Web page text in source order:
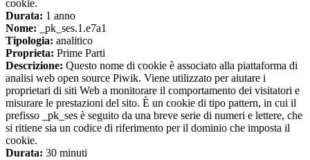
cookie.
Durata: 1 anno
Nome: _pk_ses.1.e7a1
Tipologia: analitico
Proprieta: Prime Parti
Descrizione: Questo nome di cookie è associato alla piattaforma di
analisi web open source Piwik. Viene utilizzato per aiutare i
proprietari di siti Web a monitorare il comportamento dei visitatori e
misurare le prestazioni del sito. È un cookie di tipo pattern, in cui il
prefisso _pk_ses è seguito da una breve serie di numeri e lettere, che
si ritiene sia un codice di riferimento per il dominio che imposta il
cookie.
Durata: 30 minuti